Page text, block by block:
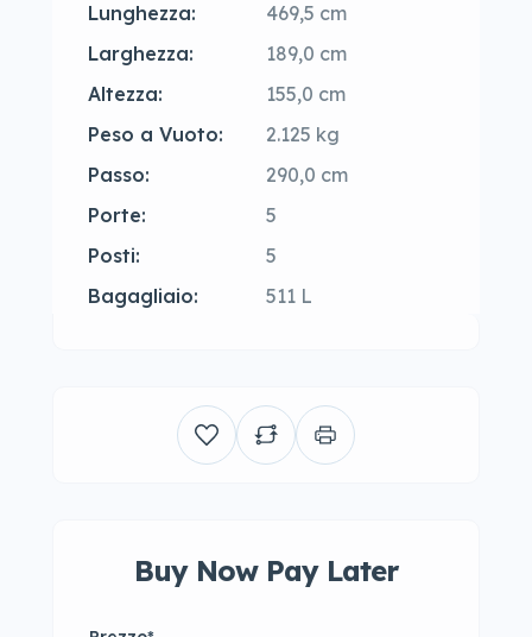
Lunghezza:
469,5 cm
Larghezza:
189,0 cm
Altezza:
155,0 cm
Peso a Vuoto:
2.125 kg
Passo:
290,0 cm
Porte:
5
Posti:
5
Bagagliaio:
511 L
Buy Now Pay Later